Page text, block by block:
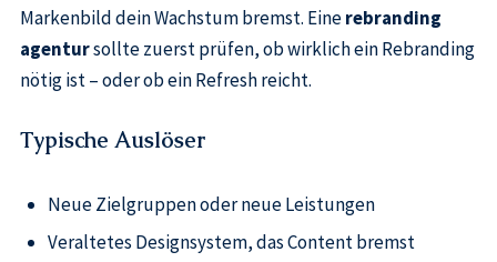
Markenbild dein Wachstum bremst. Einerebranding
agentursollte zuerst prüfen, ob wirklich ein Rebranding
nötig ist – oder ob ein Refresh reicht.
Typische Auslöser
Neue Zielgruppen oder neue Leistungen
Veraltetes Designsystem, das Content bremst